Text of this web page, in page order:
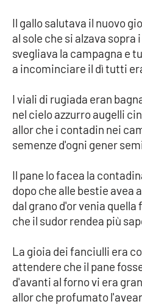
Il gallo salutava il nuovo
al sole che si alzava sopra
svegliava la campagna e
a incominciare il dì tutti
I viali di rugiada eran
nel cielo azzurro augelli
allor che i contadin nei
semenze d'ogni gener
Il pane lo facea la
dopo che alle bestie avea
dal grano d'or venia quella
che il sudor rendea più
La gioia dei fanciulli era
attendere che il pane
d'avanti al forno vi era
allor che profumato